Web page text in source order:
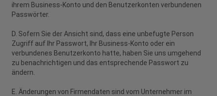
ihrem Business-Konto und den Benutzerkonten verbundenen
Passwörter.
D. Sofern Sie der Ansicht sind, dass eine unbefugte Person
Zugriff auf Ihr Passwort, Ihr Business-Konto oder ein
verbundenes Benutzerkonto hatte, haben Sie uns umgehend
zu benachrichtigen und das entsprechende Passwort zu
ändern.
E. Änderungen von Firmendaten sind vom Unternehmer im